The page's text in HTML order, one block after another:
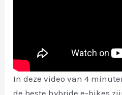
In deze video van 4
de beste hybride e-bikes